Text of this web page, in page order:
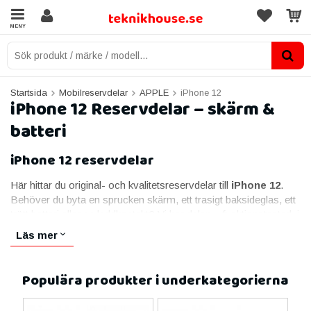
MENY
Startsida Mobilreservdelar APPLE iPhone 12
iPhone 12 Reservdelar – skärm &
batteri
iPhone 12 reservdelar
Här hittar du original- och kvalitetsreservdelar till iPhone 12.
Behöver du byta en sprucken skärm, ett trasigt baksideglas, ett
12 och skickas med snabb leverans och livstidsgaranti.
Skärmen är den vanligaste reservdelen. Till iPhone 12 erbjuder
Läs mer
Populära produkter i underkategorierna